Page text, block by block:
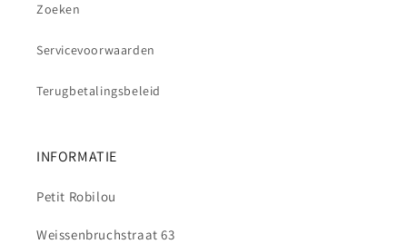
Zoeken
Servicevoorwaarden
Terugbetalingsbeleid
INFORMATIE
Petit Robilou
Weissenbruchstraat 63